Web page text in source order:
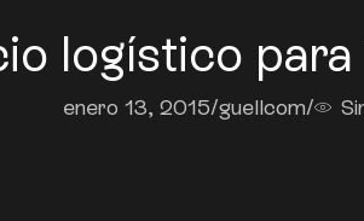
logístico
enero 13, 2015/guellcom/